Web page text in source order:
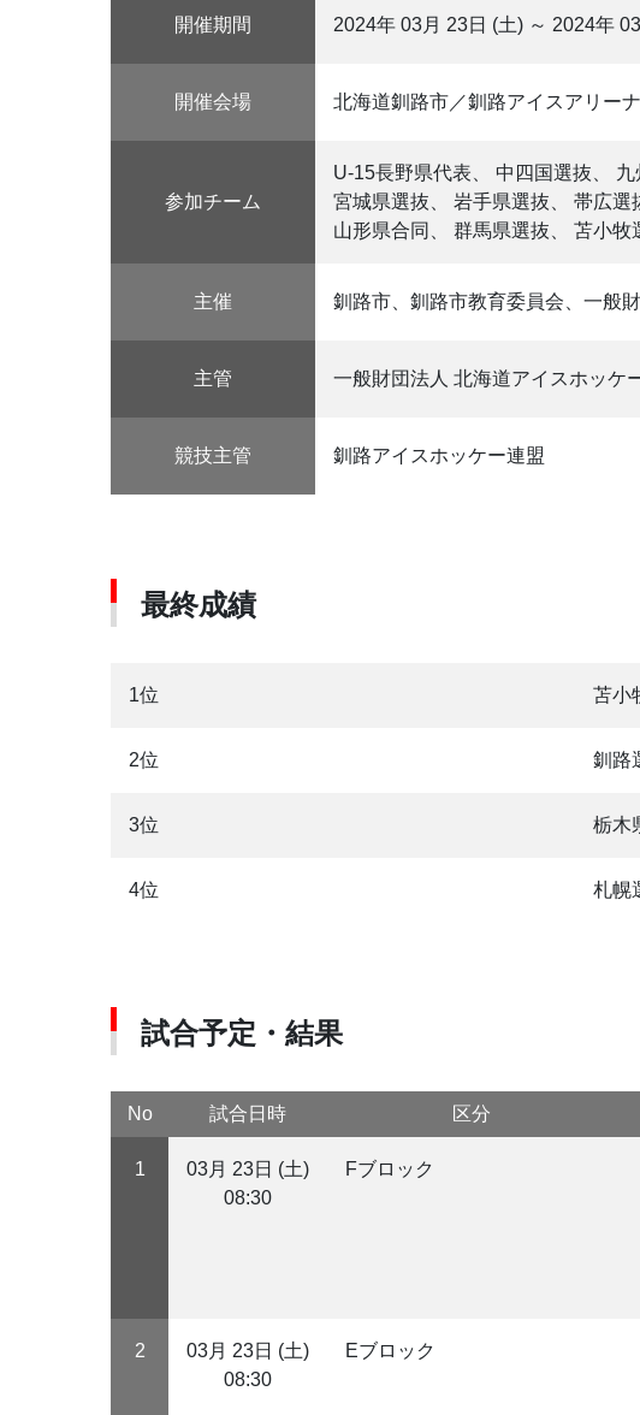
開催期間 2024年 03月 23日 (土) ～ 2024年
開催会場 北海道釧路市／釧路アイスアリー
参加チーム
U-15長野県代表、 中四国選抜、
宮城県選抜、 岩手県選抜、 帯広選
山形県合同、 群馬県選抜、 苫小
主催 釧路市、釧路市教育委員会、一般
主管 一般財団法人 北海道アイスホッケ
競技主管 釧路アイスホッケー連盟
最終成績
1位 苫小
2位 釧路
3位 栃木
4位 札幌
試合予定・結果
No 試合日時 区分
1
03月 23日 (土)
08:30
Fブロック
2
03月 23日 (土)
08:30
Eブロック